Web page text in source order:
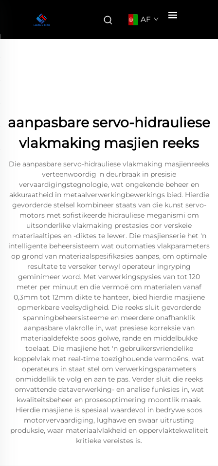
AF
aanpasbare servo-hidrauliese
vlakmaking masjien reeks
Die aanpasbare servo-hidrauliese vlakmaking masjienreeks
verteenwoordig 'n deurbraak in presisie
vervaardigingstegnologie, wat ongekende beheer en
akkuraatheid in metaalverwerkingbewerkings bied. Hierdie
gevorderde stelsel kombineer staats van die kunst servo-
motors met sofistikeerde hidrauliese meganismi om
uitsonderlike vlakmaking prestasies oor verskeie
materiaaltipes en -diktes te lewer. Die masjienserie het 'n
intelligente beheersisteem wat outomaties vlakparameters
op grond van materiaalspesifikasies aanpas, om optimale
resultate te verseker terwyl operateur ingryping
geminimeer word. Met verwerkingspysies van tot 120
meter per minuut en die vermoë om materialen vanaf
0,3mm tot 12mm dikte te hanteer, bied hierdie masjiene
opmerkbare veelsydigheid. Die reeks sluit gevorderde
spanningbeheersisteeme en meerdere onafhanklik
aanpasbare vlakrolle in, wat presiese korreksie van
materiaaldefekte soos golwe, rande en middelbukke
toelaat. Die masjiene het 'n gebruikersvriendelike
koppelvlak met real-time toezighouende vermoëns, wat
operateurs in staat stel om verwerkingsparameters
onmiddellik te volg en aan te pas. Verder sluit die reeks
omvattende dataverwerking- en analise funksies in, wat
kwaliteitsbeheer en prosesoptimering moontlik maak.
Hierdie masjiene is spesiaal waardevol in bedrywe soos
motorvervaardiging, lughawe en swaar uitrusting
produksie, waar materiaalvlakheid en oppervlaktekwaliteit
kritieke vereistes is.